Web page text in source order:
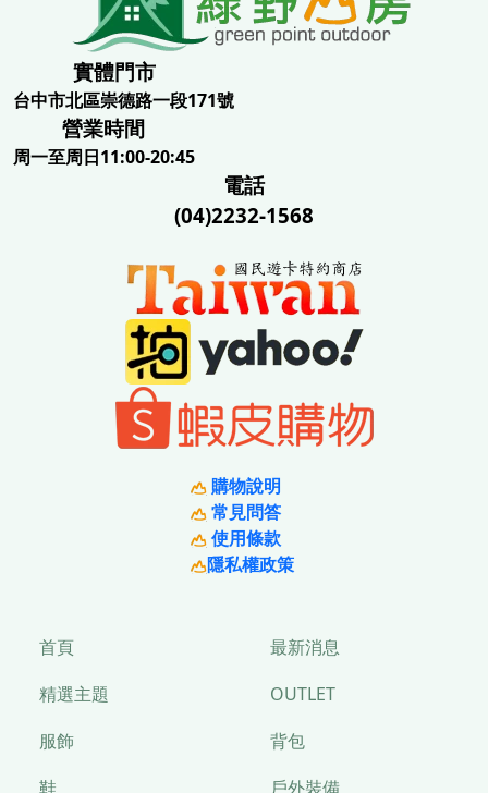
實體門市
台中市北區崇德路一段171號
營業時間
周一至周日11:00-20:45
電話
(04)2232-1568
購物說明
常見問答
使用條款
隱私權政策
首頁
最新消息
精選主題
OUTLET
服飾
背包
鞋
戶外裝備